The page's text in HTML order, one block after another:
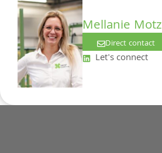
Mellanie Motz
Direct contact
Let's connect